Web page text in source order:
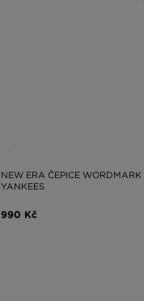
NEW ERA ČEPICE
YANKEES
990 Kč